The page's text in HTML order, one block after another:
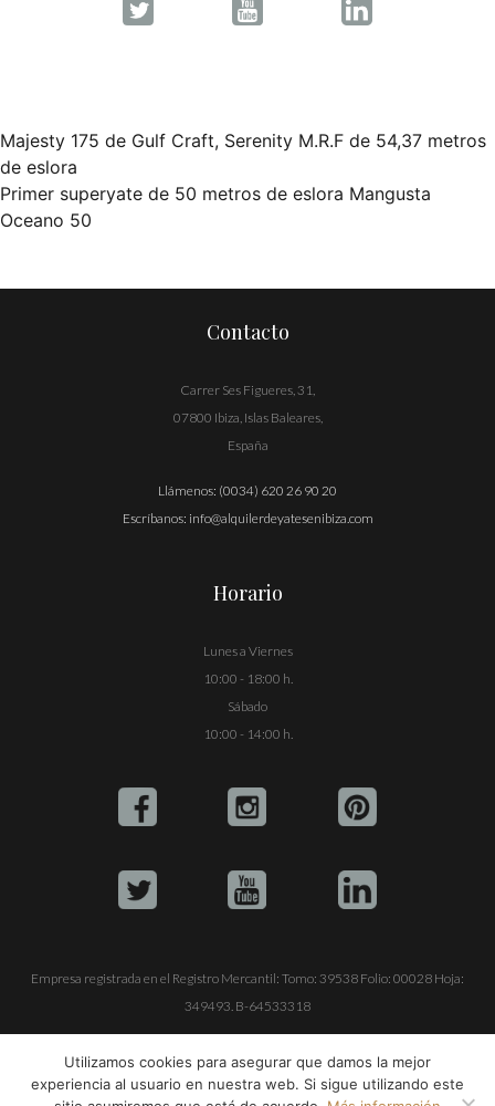
Navegación
de
Majesty 175 de Gulf Craft, Serenity M.R.F de 54,37 metros
de eslora
Primer superyate de 50 metros de eslora Mangusta
Oceano 50
Contacto
Carrer Ses Figueres, 31,
07800 Ibiza, Islas Baleares,
España
Llámenos: (0034) 620 26 90 20
Escríbanos: info@alquilerdeyatesenibiza.com
Horario
Lunes a Viernes
10:00 - 18:00 h.
Sábado
10:00 - 14:00 h.
Empresa registrada en el Registro Mercantil: Tomo: 39538 Folio: 00028 Hoja:
349493. B-64533318
ALQUILER DE YATES EN IBIZA S.L.
Utilizamos cookies para asegurar que damos la mejor
experiencia al usuario en nuestra web. Si sigue utilizando este